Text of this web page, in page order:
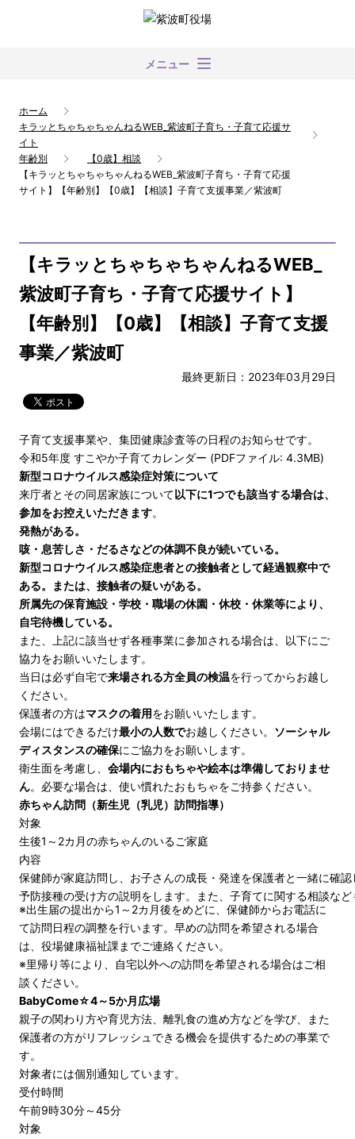
メニュー
ホーム
キラッとちゃちゃちゃんねるWEB_紫波町子育ち・子育て応援サ
イト
年齢別
【0歳】相談
【キラッとちゃちゃちゃんねるWEB_紫波町子育ち・子育て応援
サイト】【年齢別】【0歳】【相談】子育て支援事業／紫波町
【キラッとちゃちゃちゃんねるWEB_
紫波町子育ち・子育て応援サイト】
【年齢別】【0歳】【相談】子育て支援
事業／紫波町
最終更新日：2023年03月29日
子育て支援事業や、集団健康診査等の日程のお知らせです。
令和5年度 すこやか子育てカレンダー (PDFファイル: 4.3MB)
新型コロナウイルス感染症対策について
来庁者とその同居家族について以下に1つでも該当する場合は、
参加をお控えいただきます。
発熱がある。
咳・息苦しさ・だるさなどの体調不良が続いている。
新型コロナウイルス感染症患者との接触者として経過観察中で
ある。または、接触者の疑いがある。
所属先の保育施設・学校・職場の休園・休校・休業等により、
自宅待機している。
​​​​​​​また、上記に該当せず各種事業に参加される場合は、以下にご
協力をお願いいたします。
当日は必ず自宅で来場される方全員の検温を行ってからお越し
ください。
保護者の方はマスクの着用をお願いいたします。
会場にはできるだけ最小の人数でお越しください。 ソーシャル
ディスタンスの確保にご協力をお願いします。
衛生面を考慮し、 会場内におもちゃや絵本は準備しておりませ
ん。必要な場合は、使い慣れたおもちゃをご持参ください。
赤ちゃん訪問（新生児（乳児）訪問指導）
対象
生後1～2カ月の赤ちゃんのいるご家庭
内容
保健師が家庭訪問し、お子さんの成長・発達を保護者と一緒に確
予防接種の受け方の説明をします。また、子育てに関する相談な
※出生届の提出から1～2カ月後をめどに、保健師からお電話に
て訪問日程の調整を行います。早めの訪問を希望される場合
は、役場健康福祉課までご連絡ください。
※里帰り等により、自宅以外への訪問を希望される場合はご相
談ください。
BabyCome☆4～5か月広場
親子の関わり方や育児方法、離乳食の進め方などを学び、また
保護者の方がリフレッシュできる機会を提供するための事業で
す。
対象者には個別通知しています。
受付時間
午前9時30分～45分
対象